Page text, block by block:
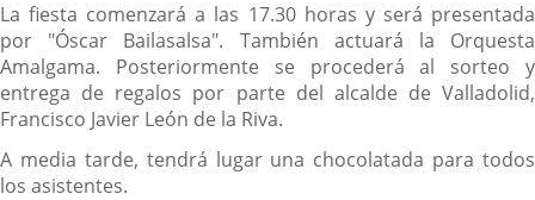
La fiesta comenzará a las 17.30 horas y será presentada
por "Óscar Bailasalsa". También actuará la Orquesta
Amalgama. Posteriormente se procederá al sorteo y
entrega de regalos por parte del alcalde de Valladolid,
Francisco Javier León de la Riva.
A media tarde, tendrá lugar una chocolatada para todos
los asistentes.